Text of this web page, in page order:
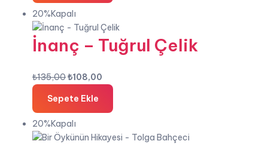
20%Kapalı
İnanç – Tuğrul Çelik
₺135,00Orijinal
₺135,00.
₺108,00
andaki
Sepete Ekle
20%Kapalı